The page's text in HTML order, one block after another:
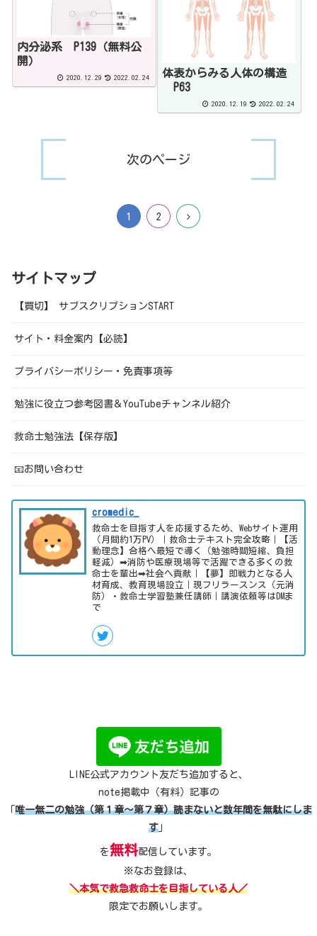
内分泌系 P139（無料公
開）
2020.12.29 2022.02.24
体表からみる人体の構造
P63
2020.12.19 2022.02.24
次のページ
1 2
サイトマップ
【買切】 サブスクリプションSTART
サイト・料金案内【必読】
プライバシーポリシー・免責事項等
勉強に役立つ参考図書＆YouTubeチャンネル紹介
救命士勉強法【保存版】
📧お問い合わせ
cromedic_
救命士を目指す人を応援するため、Webサイト運用
（月間約1万PV）｜救命士テキスト完全攻略｜【活
動理念】合格へ最短で導く（勉強時間短縮、負担
軽減）➡消防や医療現場等で活躍できる多くの救
命士を輩出➡社会へ貢献｜【夢】即戦力となる人
材育成、教育現場設立｜現フリラースンス（元消
防）・救命士学習塾兼任講師｜講演依頼等はDMま
で
LINE公式アカウント友だち追加すると、
note掲載中（有料）記事の
唯一無二の勉強（第１章～第７章）読まないと数年間を無駄にしま
す
を無料配信しています。
※なお登録は、
＼本気で救急救命士を目指している人／
限定でお願いします。